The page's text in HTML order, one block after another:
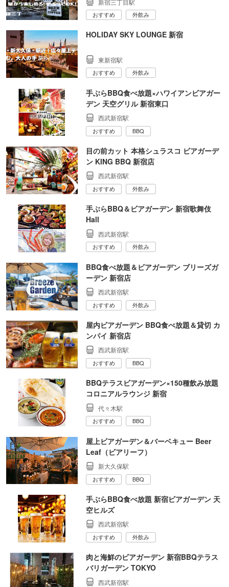
おすすめ 外飲み
HOLIDAY SKY LOUNGE 新宿
東新宿駅
おすすめ 外飲み
手ぶらBBQ食べ放題×ハワイアンビアガー
デン 天空グリル 新宿東口
西武新宿駅
おすすめ BBQ
目の前カット 本格シュラスコ ビアガーデ
ン KING BBQ 新宿店
西武新宿駅
おすすめ 外飲み
手ぶらBBQ＆ビアガーデン 新宿歌舞伎
Hall
西武新宿駅
おすすめ 外飲み
BBQ食べ放題＆ビアガーデン ブリーズガ
ーデン 新宿店
西武新宿駅
おすすめ 外飲み
屋内ビアガーデン BBQ食べ放題＆貸切 カ
ンパイ 新宿店
西武新宿駅
おすすめ BBQ
BBQテラスビアガーデン×150種飲み放題
コロニアルラウンジ 新宿
代々木駅
おすすめ BBQ
屋上ビアガーデン＆バーベキュー Beer
Leaf（ビアリーフ）
新大久保駅
おすすめ BBQ
手ぶらBBQ食べ放題 新宿ビアガーデン 天
空ヒルズ
西武新宿駅
おすすめ 外飲み
肉と海鮮のビアガーデン 新宿BBQテラス
バリガーデン TOKYO
西武新宿駅